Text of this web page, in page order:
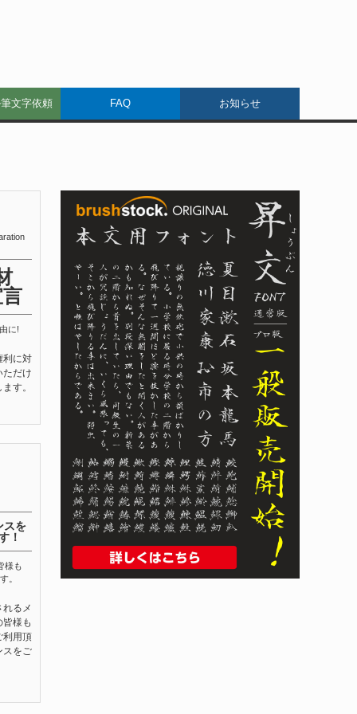
文字依頼 FAQ お知らせ
に!
利に対
ただけ
す。
スを
！
様も
。
るメ
様も
利用頂
スをご